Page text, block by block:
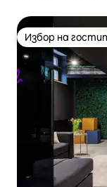
Избор на
Избор на